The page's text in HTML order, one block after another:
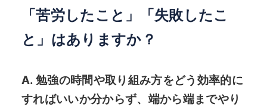
「苦労したこと」「失敗したこ
と」はありますか？
A. 勉強の時間や取り組み方をどう効率的に
すればいいか分からず、端から端までやり